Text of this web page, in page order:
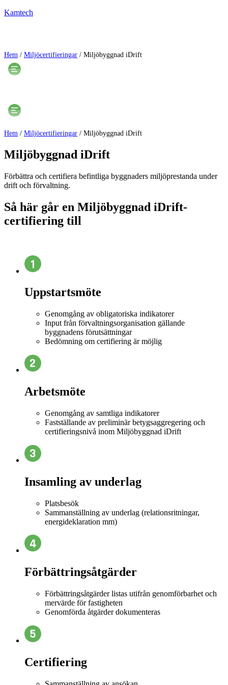
Kamtech
Hem / Miljöcertifieringar / Miljöbyggnad iDrift
Hem / Miljöcertifieringar / Miljöbyggnad iDrift
Miljöbyggnad iDrift
Förbättra och certifiera befintliga byggnaders miljöprestanda under
drift och förvaltning.
Så här går en Miljöbyggnad iDrift​-
certifiering till
Uppstartsmöte
Genomgång av obligatoriska indikatorer
Input från förvaltningsorganisation gällande
byggnadens förutsättningar
Bedömning om certifiering är möjlig
Arbetsmöte
Genomgång av samtliga indikatorer
Fastställande av preliminär betygsaggregering och
certifieringsnivå inom Miljöbyggnad iDrift
Insamling av underlag
Platsbesök
Sammanställning av underlag (relationsritningar,
energideklaration mm)
Förbättringsåtgärder
Förbättringsåtgärder listas utifrån genomförbarhet och
mervärde för fastigheten
Genomförda åtgärder dokumenteras
Certifiering